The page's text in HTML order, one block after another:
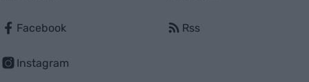
Facebook
Instagram
Rss